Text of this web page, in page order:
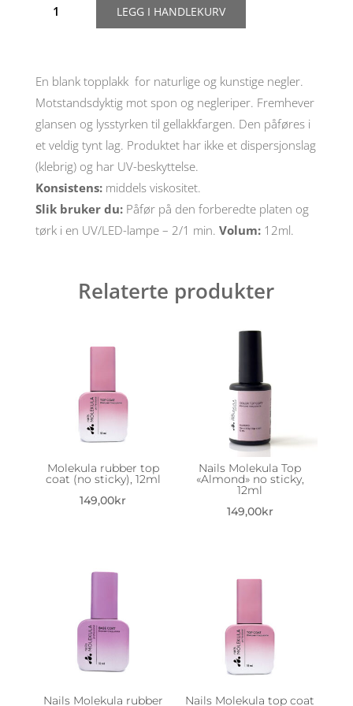
Molekula
ST252
antall
LEGG I HANDLEKURV
En blank topplakk for naturlige og kunstige negler.
Motstandsdyktig mot spon og negleriper. Fremhever
glansen og lysstyrken til gellakkfargen. Den påføres i
et veldig tynt lag. Produktet har ikke et dispersjonslag
(klebrig) og har UV-beskyttelse.
Konsistens:middels viskositet.
Slik bruker du:Påfør på den forberedte platen og
tørk i en UV/LED-lampe – 2/1 min. Volum:12ml.
Relaterte produkter
Molekula rubber top
coat (no sticky), 12ml
149,00kr
Nails Molekula Top
«Almond» no sticky,
12ml
149,00kr
Nails Molekula rubber Nails Molekula top coat